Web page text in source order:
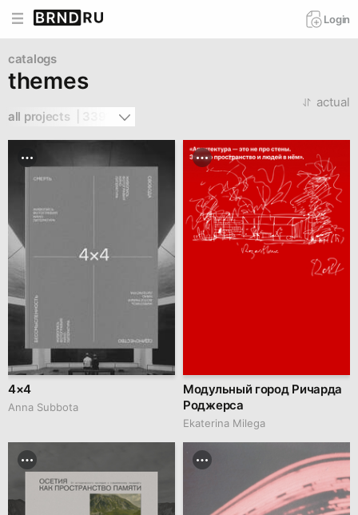
Login
catalogs
themes
all projects  | 3391
actual
4×4
Anna Subbota
Модульный город Ричарда
Роджерса
Ekaterina Milega